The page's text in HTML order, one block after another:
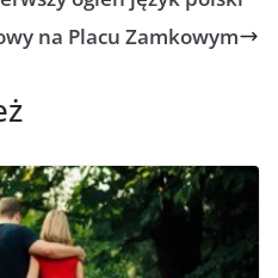
na Placu Zamkowym